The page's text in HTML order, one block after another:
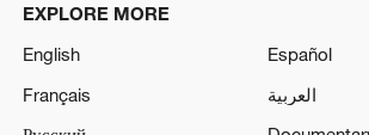
EXPLORE MORE
English
Español
Français
العربية